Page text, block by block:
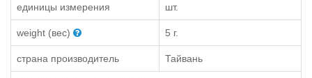
единицы измерения шт.
weight (вес) 5 г.
страна производитель Тайвань